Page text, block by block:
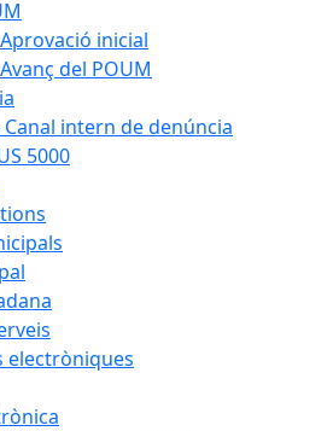
Aprovació inicial
Avanç del POUM
Canal intern de denúncia
5000
electròniques